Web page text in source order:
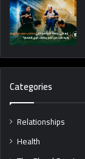
Categories
Relationships
Health